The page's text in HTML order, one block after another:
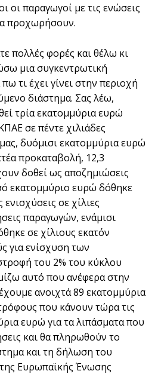
οι παραγωγοί με τις ενώσεις
προχωρήσουν.
πολλές φορές και θέλω κι
μια συγκεντρωτική
τι έχει γίνει στην περιοχή
διάστημα. Σας λέω,
τρία εκατομμύρια ευρώ
σε πέντε χιλιάδες
δυόμισι εκατομμύρια ευρώ
προκαταβολή, 12,3
δοθεί ως αποζημιώσεις
εκατομμύριο ευρώ δόθηκε
σε χίλιες
παραγωγών, ενάμισι
σε χίλιους εκατόν
για ενίσχυση των
του 2% του κύκλου
αυτό που ανέφερα στην
ανοιχτά 89 εκατομμύρια
που κάνουν τώρα τις
ευρώ για τα λιπάσματα που
και θα πληρωθούν το
και τη δήλωση του
Ευρωπαϊκής Ένωσης